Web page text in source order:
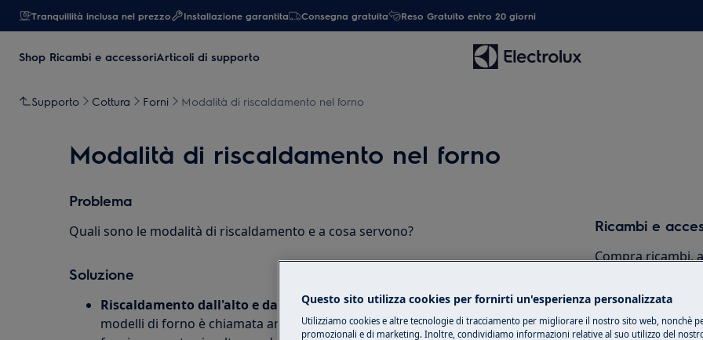
Tranquillità inclusa nel prezzo Installazione garantita Consegna gratuita Reso Gratuito entro 20 giorni
Shop Ricambi e accessoriArticoli di supporto
Supporto Cottura Forni Modalità di riscaldamento nel forno
Modalità di riscaldamento nel forno
Problema
Quali sono le modalità di riscaldamento e a cosa servono?
Soluzione
Riscaldamento dall'alto e dal basso.La modalità principale per tutti i
modelli di forno è chiamata anche: tradizionale, classica o statica. Il
Ricambi e
Compra ricambi,
il tuo
tua.
Questo sito utilizza cookies per fornirti un'esperienza personalizzata
Utilizziamo cookies e altre tecnologie di tracciamento per migliorare il nostro sito web, nonchè
promozionali e di marketing. Inoltre, condividiamo informazioni relative al suo utilizzo del